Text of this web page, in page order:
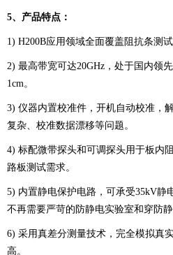
5、 产品特点：
1) H200B应用领域全面覆盖阻抗条测
2) 最高带宽可达20GHz，处于国内领
1cm。
3) 仪器内置校准件，开机自动校准，
复杂、校准数据漂移等问题。
4) 标配微带探头和可调探头用于板内
路板测试需求。
5) 内置静电保护电路，可承受35kV静
不再需要严苛的防静电实验室和穿防静
6) 采用真差分测量技术，完全模拟真
高。